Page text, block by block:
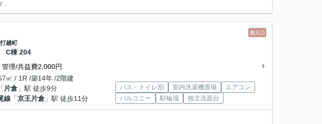
敷礼0
打越町
C棟 204
管理/共益費2,000円
㎡ / 1R /築14年 /2階建
「 片倉 」駅 徒歩9分
線 「京王片倉 」駅 徒歩11分
バス・トイレ別 室内洗濯機置場
エアコン
バルコニー
駐輪場 独立洗面台